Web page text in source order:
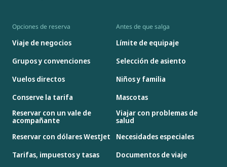
Opciones de reserva
Viaje de negocios
Grupos y convenciones
Vuelos directos
Conserve la tarifa
Reservar con un vale de
acompañante
Reservar con dólares WestJet
Tarifas, impuestos y tasas
Antes de que salga
Límite de equipaje
Selección de asiento
Niños y familia
Mascotas
Viajar con problemas de
salud
Necesidades especiales
Documentos de viaje